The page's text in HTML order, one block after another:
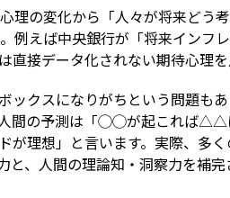
理の変化から「人々が将来どう
例えば中央銀行が「将来イン
接データ化されない期待心理
ックスになりがちという問題も
間の予測は「◯◯が起これば△△
が理想」と言います。実際、多
と、人間の理論知・洞察力を補